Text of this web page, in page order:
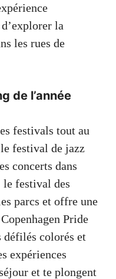
la
les rues de
de l’année
festivals tout au
festival de jazz
concerts dans
festival des
parcs et offre une
Pride
défilés colorés et
expériences
et te plongent